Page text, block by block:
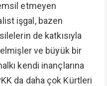
etmeyen
işgal, bazen
de katkısıyla
ve büyük bir
kendi inançlarına
da daha çok Kürtleri